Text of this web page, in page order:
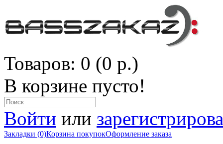
Товаров: 0 (0 р.)
В корзине пусто!
Войти или
Закладки (0)Корзина покупокОформление заказа